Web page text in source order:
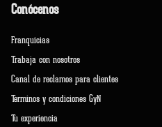
Conócenos
Franquicias
Trabaja con nosotros
Canal de reclamos para clientes
Terminos y condiciones GyN
Tu experiencia